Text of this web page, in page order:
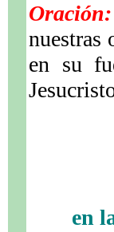
Oración:
nuestras
en su
en